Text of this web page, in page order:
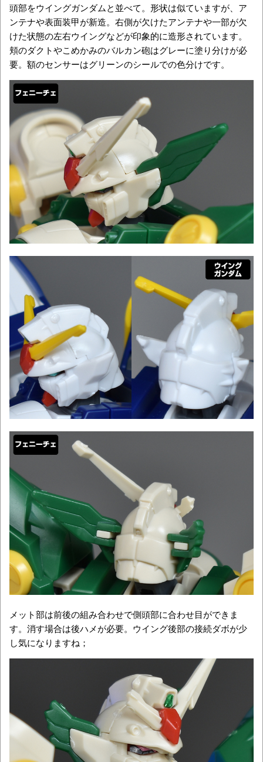
頭部をウイングガンダムと並べて。形状は似ていますが、ア
ンテナや表面装甲が新造。右側が欠けたアンテナや一部が欠
けた状態の左右ウイングなどが印象的に造形されています。
頬のダクトやこめかみのバルカン砲はグレーに塗り分けが必
要。額のセンサーはグリーンのシールでの色分けです。
メット部は前後の組み合わせで側頭部に合わせ目ができま
す。消す場合は後ハメが必要。ウイング後部の接続ダボが少
し気になりますね；